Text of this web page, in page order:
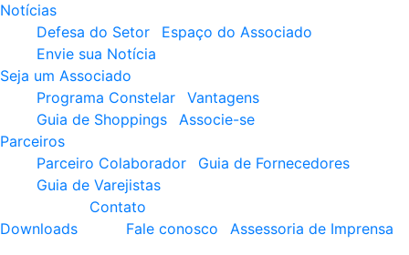
Notícias
Defesa do Setor
Espaço do Associado
Envie sua Notícia
Seja um Associado
Programa Constelar
Vantagens
Guia de Shoppings
Associe-se
Parceiros
Parceiro Colaborador
Guia de Fornecedores
Guia de Varejistas
Downloads
Contato
Fale conosco
Assessoria de Imprensa